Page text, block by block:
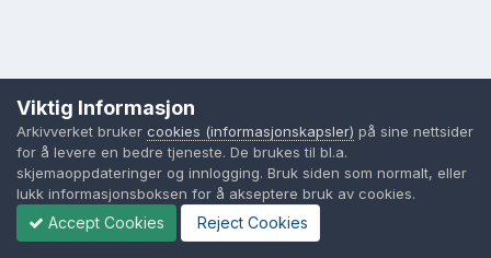
Viktig Informasjon
Arkivverket bruker cookies (informasjonskapsler) på sine nettsider
for å levere en bedre tjeneste. De brukes til bl.a.
skjemaoppdateringer og innlogging. Bruk siden som normalt, eller
lukk informasjonsboksen for å akseptere bruk av cookies.
Accept Cookies Reject Cookies